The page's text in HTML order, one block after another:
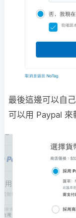
最後這邊可以自
可以用 Paypal 來